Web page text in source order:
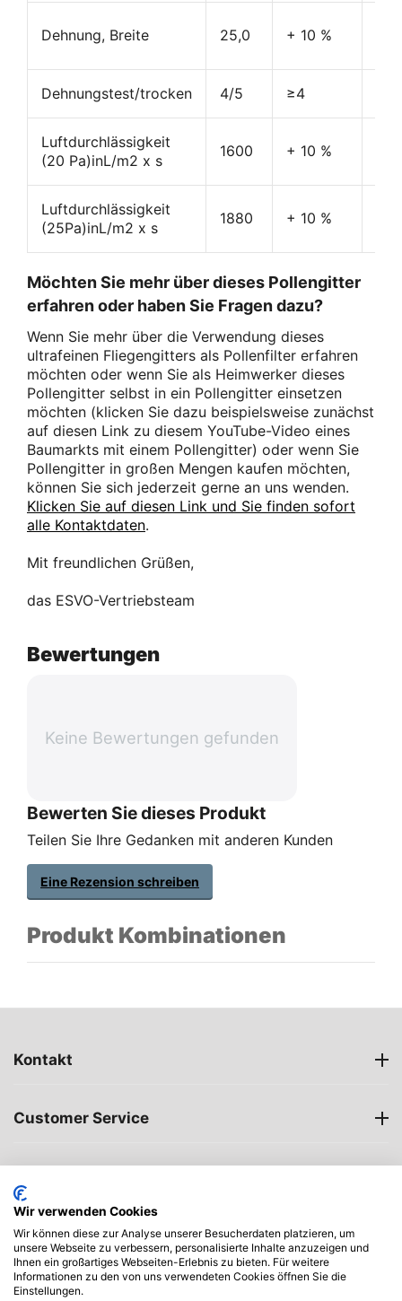
Dehnung, Breite 25,0 + 10 %
Dehnungstest/trocken 4/5 ≥4
Luftdurchlässigkeit
(20 Pa)inL/m2 x s
1600 + 10 %
Luftdurchlässigkeit
(25Pa)inL/m2 x s
1880 + 10 %
Möchten Sie mehr über dieses Pollengitter
erfahren oder haben Sie Fragen dazu?
Wenn Sie mehr über die Verwendung dieses
ultrafeinen Fliegengitters als Pollenfilter erfahren
möchten oder wenn Sie als Heimwerker dieses
Pollengitter selbst in ein Pollengitter einsetzen
möchten (klicken Sie dazu beispielsweise zunächst
auf diesen Link zu diesem YouTube-Video eines
Baumarkts mit einem Pollengitter) oder wenn Sie
Pollengitter in großen Mengen kaufen möchten,
können Sie sich jederzeit gerne an uns wenden.
Klicken Sie auf diesen Link und Sie finden sofort
alle Kontaktdaten.
Mit freundlichen Grüßen,
das ESVO-Vertriebsteam
Bewertungen
Keine Bewertungen gefunden
Bewerten Sie dieses Produkt
Teilen Sie Ihre Gedanken mit anderen Kunden
Eine Rezension schreiben
Produkt Kombinationen
Kontakt
Customer Service
My account
Wir verwenden Cookies
Wir können diese zur Analyse unserer Besucherdaten platzieren, um
unsere Webseite zu verbessern, personalisierte Inhalte anzuzeigen und
Ihnen ein großartiges Webseiten-Erlebnis zu bieten. Für weitere
Informationen zu den von uns verwendeten Cookies öffnen Sie die
Einstellungen.